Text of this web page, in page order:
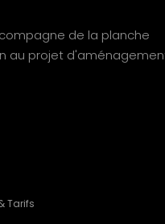
de la planche
au projet
Tarifs